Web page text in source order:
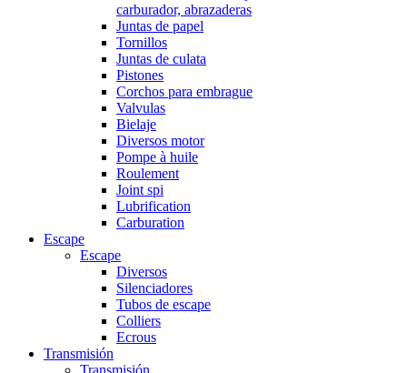
carburador, abrazaderas
Juntas de papel
Tornillos
Juntas de culata
Pistones
Corchos para embrague
Valvulas
Bielaje
Diversos motor
Pompe à huile
Roulement
Joint spi
Lubrification
Carburation
Escape
Escape
Diversos
Silenciadores
Tubos de escape
Colliers
Ecrous
Transmisión